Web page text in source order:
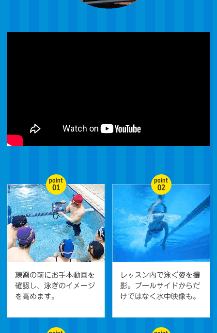
練習の前にお手本動画を
確認し、泳ぎのイメージ
を高めます。
point
01
レッスン内で泳ぐ姿を撮
影。プールサイドからだ
けではなく水中映像も。
point
02